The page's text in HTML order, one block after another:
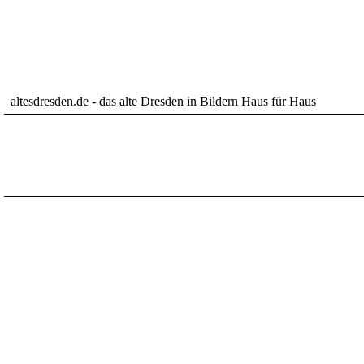
altesdresden.de - das alte Dresden in Bildern Haus für Haus